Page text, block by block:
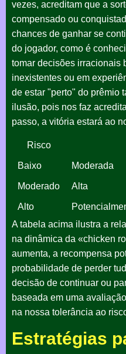
vezes, acreditam que a
compensado ou
chances de ganhar se
do jogador, como é
tomar decisões irracionais
inexistentes ou em
de estar "perto" do prêmio
ilusão, pois nos faz
passo, a vitória estará ao
Risco
Baixo Moderada
Moderado Alta
Alto
A tabela acima ilustra a
na dinâmica da «chicken
aumenta, a recompensa
probabilidade de perder
decisão de continuar ou
baseada em uma
na nossa tolerância ao
Estratégias